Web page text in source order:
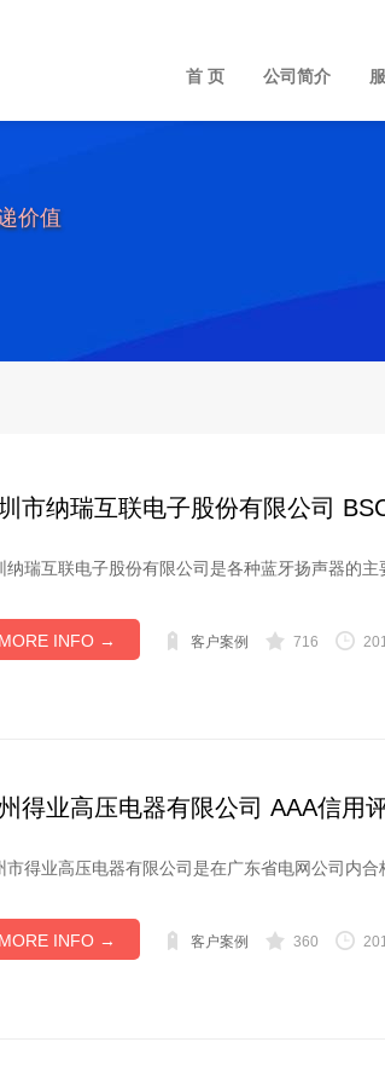
首 页 公司简介
价值
市纳瑞互联电子股份有限公司
纳瑞互联电子股份有限公司是各种蓝牙扬声器的
MORE INFO → 客户案例 716
得业高压电器有限公司 AAA信用
市得业高压电器有限公司是在广东省电网公司内
MORE INFO → 客户案例 360